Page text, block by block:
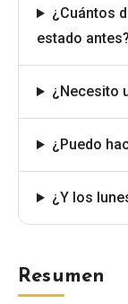
¿Cuántos
estado antes?
¿Necesito
¿Puedo
¿Y los
Resumen